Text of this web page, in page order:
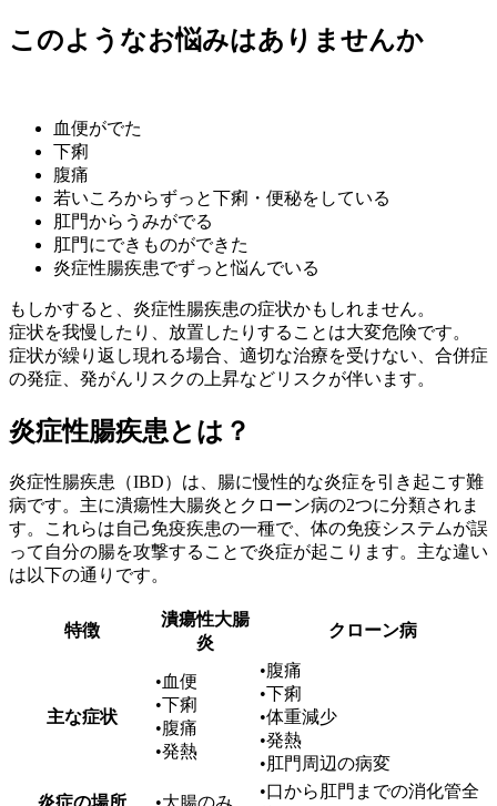
このようなお悩みはありませんか
血便がでた
下痢
腹痛
若いころからずっと下痢・便秘をしている
肛門からうみがでる
肛門にできものができた
炎症性腸疾患でずっと悩んでいる
もしかすると、炎症性腸疾患の症状かもしれません。
症状を我慢したり、放置したりすることは大変危険です。
症状が繰り返し現れる場合、適切な治療を受けない、合併症
の発症、発がんリスクの上昇などリスクが伴います。
炎症性腸疾患とは？
炎症性腸疾患（IBD）は、腸に慢性的な炎症を引き起こす難
病です。主に潰瘍性大腸炎とクローン病の2つに分類されま
す。これらは自己免疫疾患の一種で、体の免疫システムが誤
って自分の腸を攻撃することで炎症が起こります。主な違い
は以下の通りです。
特徴
潰瘍性大腸
炎
クローン病
主な症状
•血便
•下痢
•腹痛
•発熱
•腹痛
•下痢
•体重減少
•発熱
•肛門周辺の病変
炎症の場所 •大腸のみ
•口から肛門までの消化管全